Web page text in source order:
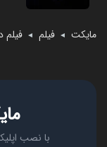
مایکت ◄ فیلم ◄ فیلم
با نصب